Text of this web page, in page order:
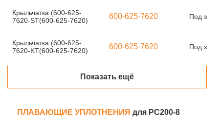
Крыльчатка (600-625-
7620-ST(600-625-7620)
600-625-7620 Под
Крыльчатка (600-625-
7620-KT(600-625-7620)
600-625-7620 Под
Показать ещё
ПЛАВАЮЩИЕ УПЛОТНЕНИЯ для PC200-8